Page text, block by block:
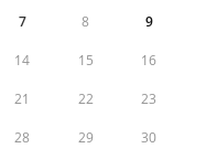
7 8 9
14 15 16
21 22 23
28 29 30